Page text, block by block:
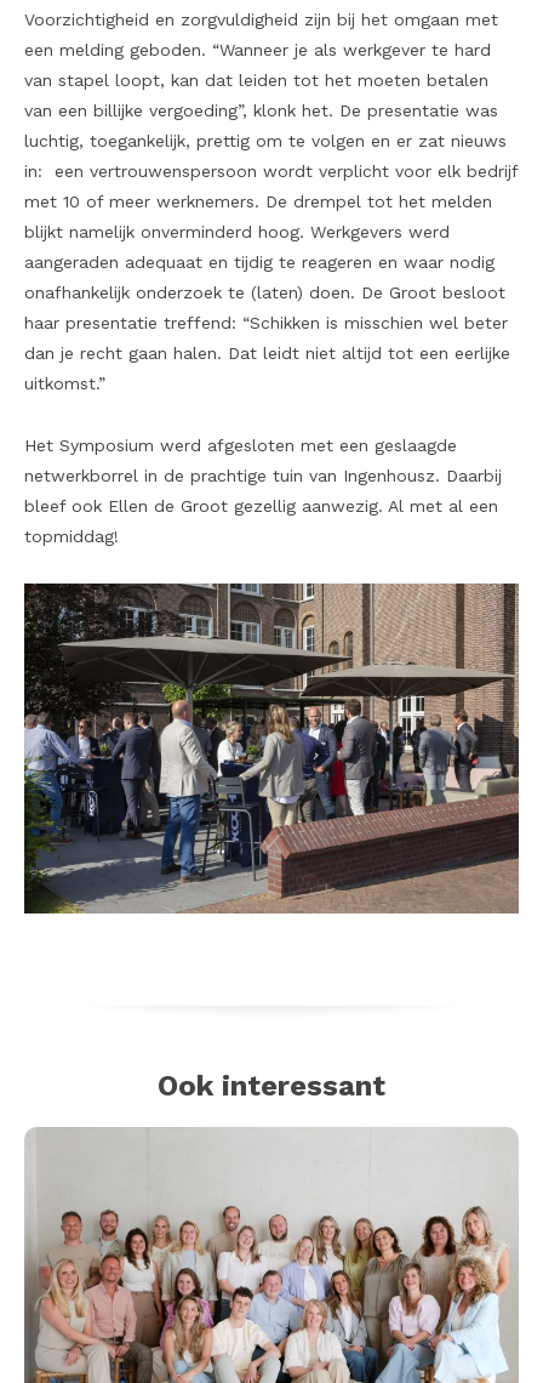
Voorzichtigheid en zorgvuldigheid zijn bij het omgaan met
een melding geboden. “Wanneer je als werkgever te hard
van stapel loopt, kan dat leiden tot het moeten betalen
van een billijke vergoeding”, klonk het. De presentatie was
luchtig, toegankelijk, prettig om te volgen en er zat nieuws
in: een vertrouwenspersoon wordt verplicht voor elk bedrijf
met 10 of meer werknemers. De drempel tot het melden
blijkt namelijk onverminderd hoog. Werkgevers werd
aangeraden adequaat en tijdig te reageren en waar nodig
onafhankelijk onderzoek te (laten) doen. De Groot besloot
haar presentatie treffend: “Schikken is misschien wel beter
dan je recht gaan halen. Dat leidt niet altijd tot een eerlijke
uitkomst.”
Het Symposium werd afgesloten met een geslaagde
netwerkborrel in de prachtige tuin van Ingenhousz. Daarbij
bleef ook Ellen de Groot gezellig aanwezig. Al met al een
topmiddag!
Ook interessant